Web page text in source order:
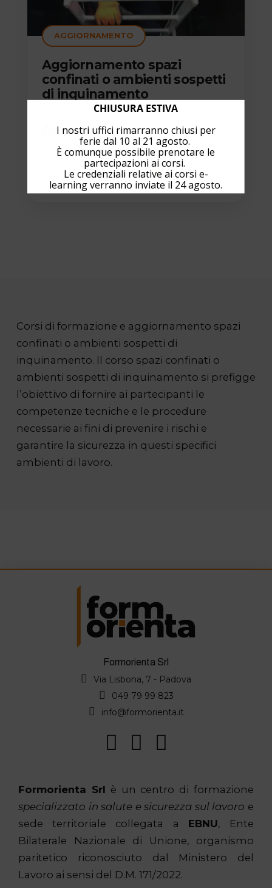
AGGIORNAMENTO
Aggiornamento spazi
confinati o ambienti sospetti
di inquinamento
⏱ 4 h🏫 Aula
SCOPRI IL CORSO →
Corsi di formazione e aggiornamento spazi
confinati o ambienti sospetti di
inquinamento. Il corso spazi confinati o
ambienti sospetti di inquinamento si prefigge
l’obiettivo di fornire ai partecipanti le
competenze tecniche e le procedure
necessarie ai fini di prevenire i rischi e
garantire la sicurezza in questi specifici
ambienti di lavoro.
Formorienta Srl
Via Lisbona, 7 - Padova
049 79 99 823
info@formorienta.it
Formorienta Srl è un centro di formazione
specializzato in salute e sicurezza sul lavoro e
sede territoriale collegata a EBNU, Ente
Bilaterale Nazionale di Unione, organismo
paritetico riconosciuto dal Ministero del
Lavoro ai sensi del D.M. 171/2022.
CHIUSURA ESTIVA
I nostri uffici rimarranno chiusi per
ferie dal 10 al 21 agosto.
È comunque possibile prenotare le
partecipazioni ai corsi.
Le credenziali relative ai corsi e-
learning verranno inviate il 24 agosto.